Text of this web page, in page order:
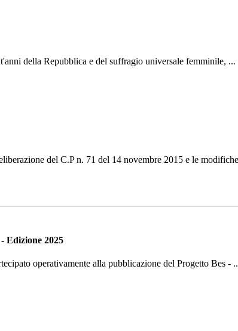
della Repubblica e del suffragio universale femminile, ...
del C.P n. 71 del 14 novembre 2015 e le
Edizione 2025
operativamente alla pubblicazione del Progetto Bes -